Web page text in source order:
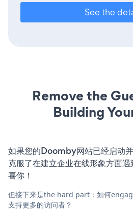
See the
Remove the
Building
如果您的Doomby网站已经启动
克服了在建立企业在线形象方面
喜你！
但接下来是the hard part：如何
支持更多的访问者？